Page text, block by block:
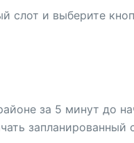
и выберите
за 5 минут до
запланированный